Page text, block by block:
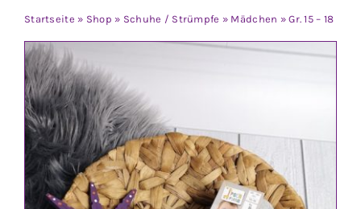
Mädchen
Accesoires
Schuhe / Socken
Startseite » Shop » Schuhe / Strümpfe » Mädchen »Gr. 15 – 18